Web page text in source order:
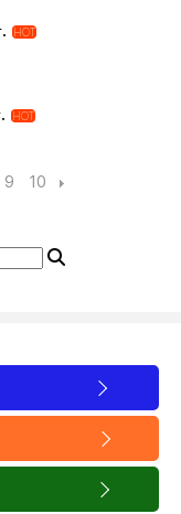
HOT
HOT
9 10